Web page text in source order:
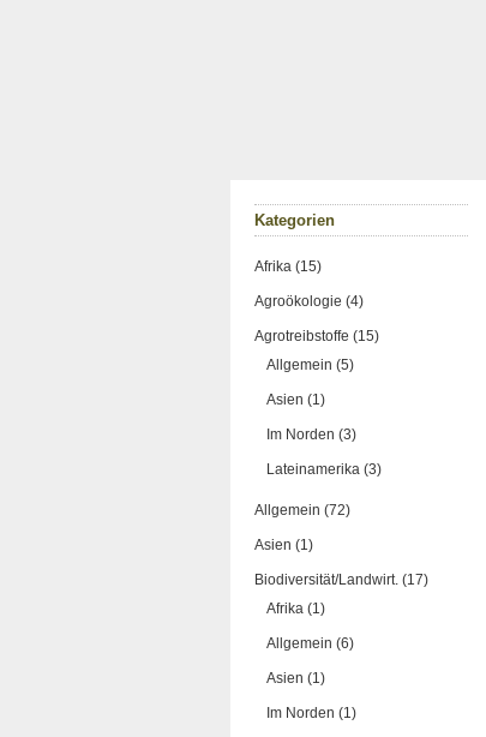
Kate­go­rien
Afrika (15)
Agroökologie (4)
Agrotreibstoffe (15)
Allgemein (5)
Asien (1)
Im Norden (3)
Lateinamerika (3)
Allgemein (72)
Asien (1)
Biodiversität/Landwirt. (17)
Afrika (1)
Allgemein (6)
Asien (1)
Im Norden (1)